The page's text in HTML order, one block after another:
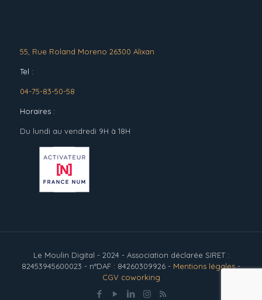
55, Rue Roland Moreno 26300 Alixan
Tel :
04-75-83-50-58
Horaires :
Du lundi au vendredi 9H à 18H
Le Moulin Digital - 2024 - Association déclarée SIRET :
82453945600023 - n°DAF : 84260309926 - Mentions légales-
CGV coworking